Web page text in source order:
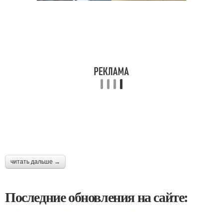
читать дальше →
Последние обновления на сайте: